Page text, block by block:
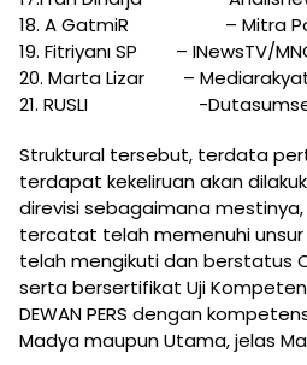
18. A GatmiR – Mitra
19. Fitriyanı SP – INewsTV/
20. Marta Lizar –
21. RUSLI -
Struktural tersebut, terdata
terdapat kekeliruan akan
direvisi sebagaimana
tercatat telah memenuhi
telah mengikuti dan berstatus
serta bersertifikat Uji
DEWAN PERS dengan
Madya maupun Utama, jelas